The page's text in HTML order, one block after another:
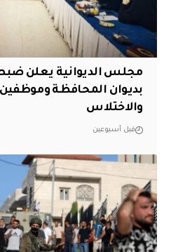
مجلس الديوانية يعلن
بديوان المحافظة
والاختلاس
قبل أسبوعين